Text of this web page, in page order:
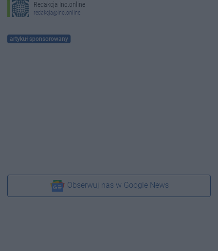
Redakcja Ino.online
redakcja@ino.online
artykuł sponsorowany
Obserwuj nas w Google News